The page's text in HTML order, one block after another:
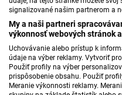
signalizované našim partnerom a
My a naši partneri
výkonnosť webových stránok
Uchovávanie alebo prístup k
údaje na výber reklamy. Vytvoriť
Použiť profily na výber
prispôsobenie obsahu. Použiť
Meranie výkonnosti reklamy.
Foto/zdroj: Štátna opera FB